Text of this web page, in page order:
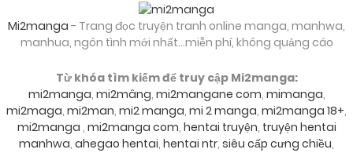
Mi2manga - Trang đọc truyện tranh online manga, manhwa,
manhua, ngôn tình mới nhất...miễn phí, không quảng cáo
Từ khóa tìm kiếm để truy cập Mi2manga:
mi2manga, mi2mâng, mi2mangane com, mimanga,
mi2maga, mi2man, mi2 manga, mi 2 manga, mi2manga 18+,
mi2manga , mi2manga com, hentai truyện, truyện hentai
manhwa, ahegao hentai, hentai ntr, siêu cấp cưng chiều,